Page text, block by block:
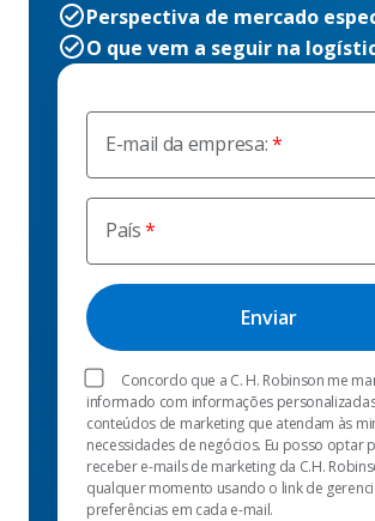
E-mail da empresa:
País
Concordo que a C. H. Robinson me
informado com informações
conteúdos de marketing que atendam às
necessidades de negócios. Eu posso optar
receber e-mails de marketing da C.H.
qualquer momento usando o link de
preferências em cada e-mail.
Perspectiva de mercado
O que vem a seguir na